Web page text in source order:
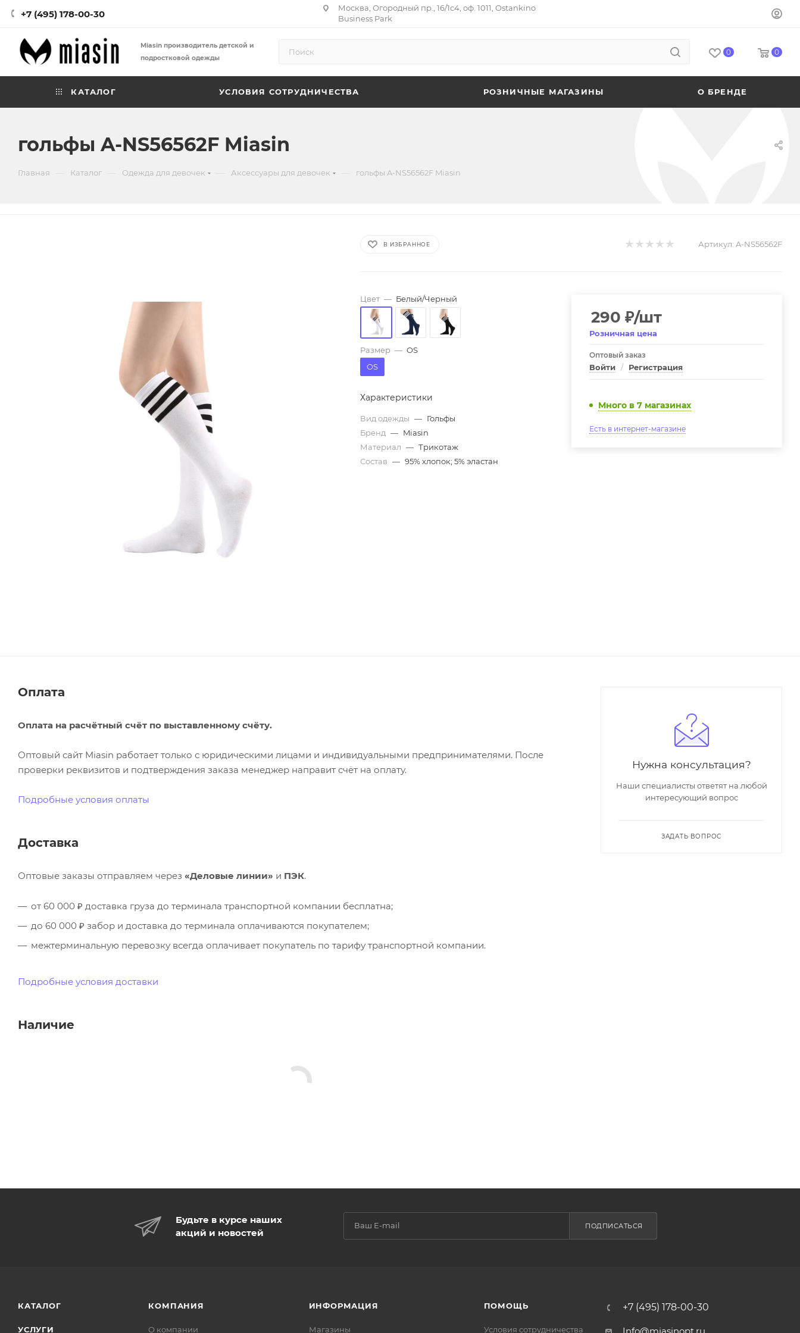
+7 (495) 178-00-30
Москва, Огородный пр., 16/1с4, оф. 1011, Ostankino
Business Park
Miasin производитель детской и
подростковой одежды
0 0
КАТАЛОГ УСЛОВИЯ СОТРУДНИЧЕСТВА РОЗНИЧНЫЕ МАГАЗИНЫ О БРЕНДЕ
гольфы A-NS56562F Miasin
Главная Каталог Одежда для девочек Аксессуары для девочек гольфы A-NS56562F Miasin
В ИЗБРАННОЕ Артикул: A-NS56562F
Цвет — Белый/Черный
Размер — OS
OS
Характеристики
Вид одежды — Гольфы
Бренд — Miasin
Материал — Трикотаж
Состав — 95% хлопок; 5% эластан
290 ₽/шт
Розничная цена
Оптовый заказ
Войти / Регистрация
Много в 7 магазинах
Есть в интернет-магазине
Оплата
Оплата на расчётный счёт по выставленному счёту.
Оптовый сайт Miasin работает только с юридическими лицами и индивидуальными предпринимателями. После
проверки реквизитов и подтверждения заказа менеджер направит счёт на оплату.
Подробные условия оплаты
Доставка
Оптовые заказы отправляем через «Деловые линии» и ПЭК.
от 60 000 ₽ доставка груза до терминала транспортной компании бесплатна;
до 60 000 ₽ забор и доставка до терминала оплачиваются покупателем;
межтерминальную перевозку всегда оплачивает покупатель по тарифу транспортной компании.
Подробные условия доставки
Наличие
Нужна консультация?
Наши специалисты ответят на любой
интересующий вопрос
ЗАДАТЬ ВОПРОС
Будьте в курсе наших
акций и новостей
ПОДПИСАТЬСЯ
КАТАЛОГ
УСЛУГИ
КОМПАНИЯ
О компании
ИНФОРМАЦИЯ
Магазины
ПОМОЩЬ
Условия сотрудничества
+7 (495) 178-00-30